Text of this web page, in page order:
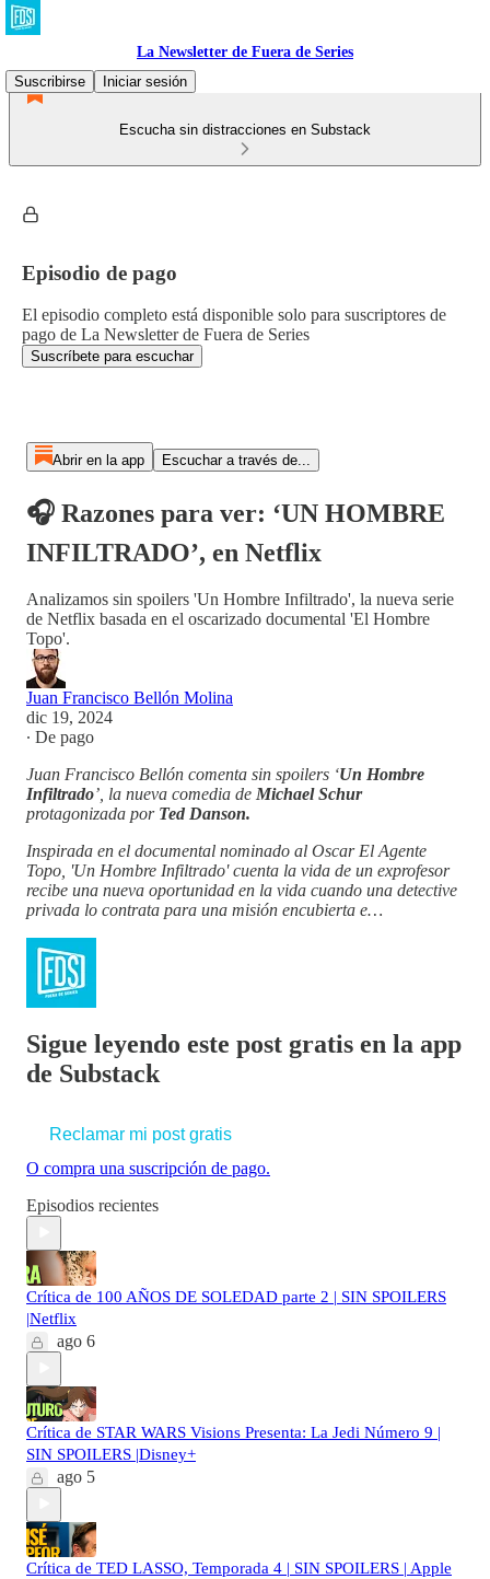
La Newsletter de Fuera de Series
Suscribirse
Iniciar sesión
Escucha sin distracciones en Substack
Episodio de pago
El episodio completo está disponible solo para suscriptores de
pago de La Newsletter de Fuera de Series
Suscríbete para escuchar
Abrir en la app Escuchar a través de...
🎧 Razones para ver: ‘UN HOMBRE
INFILTRADO’, en Netflix
Analizamos sin spoilers 'Un Hombre Infiltrado', la nueva serie
de Netflix basada en el oscarizado documental 'El Hombre
Topo'.
Juan Francisco Bellón Molina
dic 19, 2024
∙ De pago
Juan Francisco Bellón comenta sin spoilers ‘Un Hombre
Infiltrado’, la nueva comedia de Michael Schur
protagonizada por Ted Danson.
Inspirada en el documental nominado al Oscar El Agente
Topo, 'Un Hombre Infiltrado' cuenta la vida de un exprofesor
recibe una nueva oportunidad en la vida cuando una detective
privada lo contrata para una misión encubierta e…
Sigue leyendo este post gratis en la app
de Substack
Reclamar mi post gratis
O compra una suscripción de pago.
Episodios recientes
Crítica de 100 AÑOS DE SOLEDAD parte 2 | SIN SPOILERS
|Netflix
ago 6
Crítica de STAR WARS Visions Presenta: La Jedi Número 9 |
SIN SPOILERS |Disney+
ago 5
Crítica de TED LASSO, Temporada 4 | SIN SPOILERS | Apple